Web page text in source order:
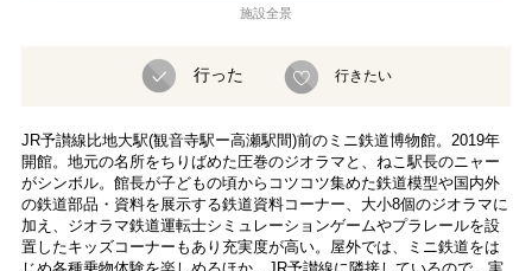
施設全景
行った 行きたい
JR予讃線比地大駅(観音寺駅ー高瀬駅間)前のミニ鉄道博物館。2019年
開館。地元の名所をちりばめた圧巻のジオラマと、ねこ駅長のニャー
がシンボル。館長が子どもの頃からコツコツ集めた鉄道模型や国内外
の鉄道部品・資料を展示する鉄道資料コーナー、大小8個のジオラマに
加え、ジオラマ鉄道運転士シミュレーションゲームやプラレールを設
置したキッズコーナーもあり充実度が高い。屋外では、ミニ鉄道をは